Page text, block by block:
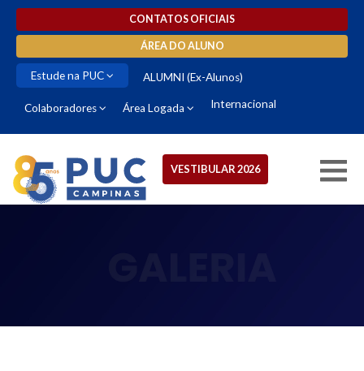
CONTATOS OFICIAIS
ÁREA DO ALUNO
Estude na PUC ALUMNI (Ex-Alunos)
Colaboradores Área Logada Internacional
VESTIBULAR 2026